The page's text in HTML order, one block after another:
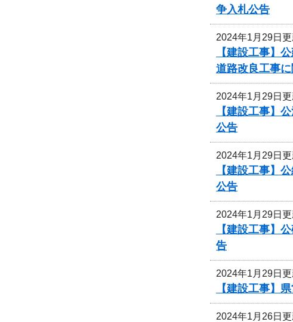
争入札公告
2024年1月29日
【建設工事】
道路改良工事
2024年1月29日
【建設工事】
公告
2024年1月29日
【建設工事】
公告
2024年1月29日
【建設工事】
告
2024年1月29日
【建設工事】
2024年1月26日